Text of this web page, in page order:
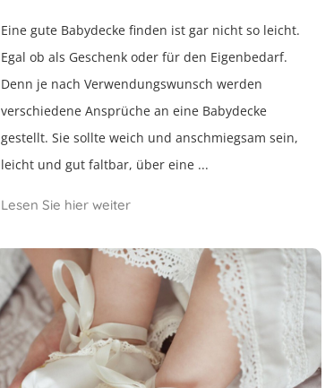
Eine gute Babydecke finden ist gar nicht so leicht.
Egal ob als Geschenk oder für den Eigenbedarf.
Denn je nach Verwendungswunsch werden
verschiedene Ansprüche an eine Babydecke
gestellt. Sie sollte weich und anschmiegsam sein,
leicht und gut faltbar, über eine ...
Lesen Sie hier weiter